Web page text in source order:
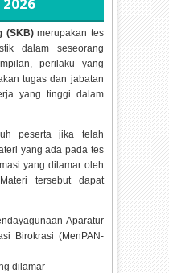
2026
(SKB)merupakan tes
dalam seseorang
perilaku yang
tugas dan jabatan
yang tinggi dalam
peserta jika telah
yang ada pada tes
yang dilamar oleh
tersebut dapat
Aparatur
Birokrasi (MenPAN-
dilamar